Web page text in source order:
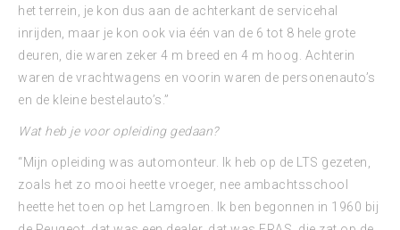
het terrein, je kon dus aan de achterkant de servicehal
inrijden, maar je kon ook via één van de 6 tot 8 hele grote
deuren, die waren zeker 4 m breed en 4 m hoog. Achterin
waren de vrachtwagens en voorin waren de personenauto’s
en de kleine bestelauto’s.”
Wat heb je voor opleiding gedaan?
“Mijn opleiding was automonteur. Ik heb op de LTS gezeten,
zoals het zo mooi heette vroeger, nee ambachtsschool
heette het toen op het Lamgroen. Ik ben begonnen in 1960 bij